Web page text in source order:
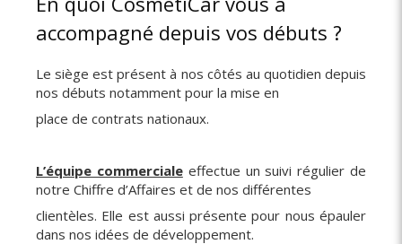
accompagné depuis vos débuts ?
Le siège est présent à nos côtés au quotidien depuis
nos débuts notamment pour la mise en
place de contrats nationaux.
L’équipe commercialeeffectue un suivi régulier de
notre Chiffre d’Affaires et de nos différentes
clientèles. Elle est aussi présente pour nous épauler
dans nos idées de développement.